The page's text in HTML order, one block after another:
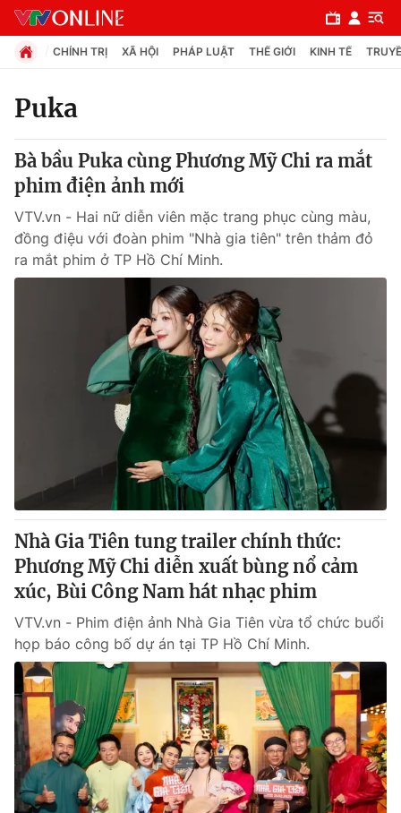
Chuyên mục
Chính trị
Xã hội
Pháp luật
Thế giới đó đây
Câu chuyện quốc tế
Tài chính
Thị trường
Góc doanh nghiệp
Dữ liệu và đời sống
Truyền hình
Phim VTV
Hậu trường
Nhân vật
Khán giả
Giải sao mai
Giải trí
Điện ảnh
Âm nhạc
Sao
Đời sống
Du lịch
Làm đẹp
Chất lượng cuộc sống
Giáo dục
Tuyển sinh
Học trực tuyến
Công nghệ
Hitech Công nghệ tương lai
Giao lưu trực tuyến
CHÍNH TRỊ XÃ HỘI PHÁP LUẬT THẾ GIỚI KINH TẾ
Puka
Bà bầu Puka cùng Phương Mỹ Chi ra mắt
phim điện ảnh mới
VTV.vn - Hai nữ diễn viên mặc trang phục cùng màu,
đồng điệu với đoàn phim "Nhà gia tiên" trên thảm đỏ
ra mắt phim ở TP Hồ Chí Minh.
Nhà Gia Tiên tung trailer chính thức:
Phương Mỹ Chi diễn xuất bùng nổ cảm
xúc, Bùi Công Nam hát nhạc phim
VTV.vn - Phim điện ảnh Nhà Gia Tiên vừa tổ chức buổi
họp báo công bố dự án tại TP Hồ Chí Minh.